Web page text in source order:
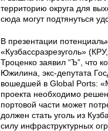
территорию округа для
сюда могут подтянуться
В презентации
«Кузбассразрезуголь»
Троценко заявил “Ъ”, что
Южилина, экс-депутата
вошедшей в Global Ports:
проекта необходимо
портовой части может
должен стать уголь из
силу инфраструктурных